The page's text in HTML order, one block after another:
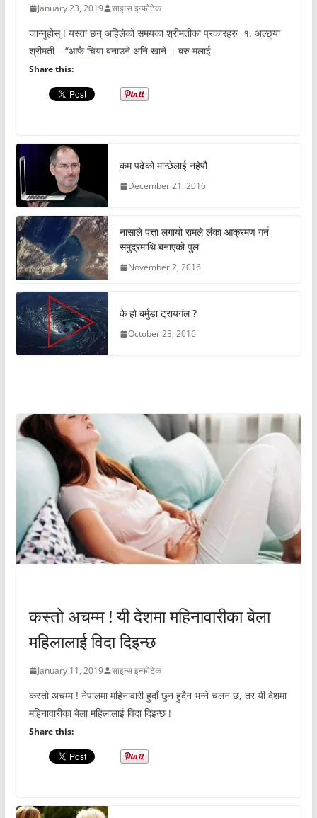
January 23, 2019 साइन्स इन्फोटेक
जान्नुहोस् ! यस्ता छन् अहिलेको समयका श्रीमतीका प्रकारहरु १. अल्छ्या
श्रीमती – “आफै चिया बनाउने अनि खाने । बरु मलाई
Share this:
कम पढेको मान्छेलाई नहेपौ
December 21, 2016
नासाले पत्ता लगायो रामले लंका आक्रमण गर्न
समुद्रमाथि बनाएको पुल
November 2, 2016
के हो बर्मुडा ट्रायगंल ?
October 23, 2016
कस्तो अचम्म ! यी देशमा महिनावारीका बेला
महिलालाई विदा दिइन्छ
January 11, 2019 साइन्स इन्फोटेक
कस्तो अचम्म ! नेपालमा महिनावारी हुदाँ छुन हुदैन भन्ने चलन छ, तर यी देशमा
महिनावारीका बेला महिलालाई विदा दिइन्छ !
Share this: